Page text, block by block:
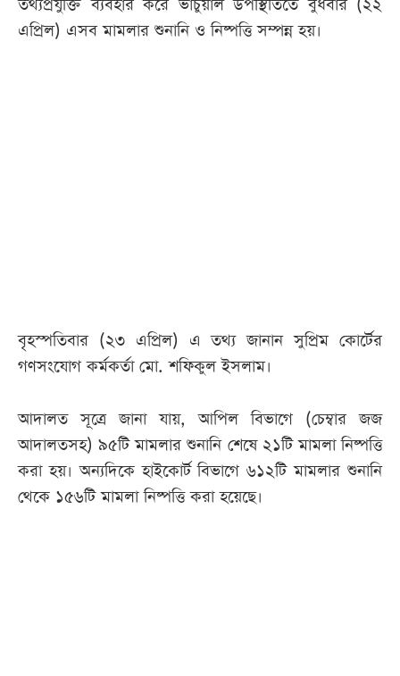
ছবি
তথ্যপ্রযুক্তি ব্যবহার করে ভার্চুয়াল উপস্থিতিতে বুধবার (২২
এপ্রিল) এসব মামলার শুনানি ও নিষ্পত্তি সম্পন্ন হয়।
বৃহস্পতিবার (২৩ এপ্রিল) এ তথ্য জানান সুপ্রিম কোর্টের
গণসংযোগ কর্মকর্তা মো. শফিকুল ইসলাম।
আদালত সূত্রে জানা যায়, আপিল বিভাগে (চেম্বার জজ
আদালতসহ) ৯৫টি মামলার শুনানি শেষে ২১টি মামলা নিষ্পত্তি
করা হয়। অন্যদিকে হাইকোর্ট বিভাগে ৬১২টি মামলার শুনানি
থেকে ১৫৬টি মামলা নিষ্পত্তি করা হয়েছে।